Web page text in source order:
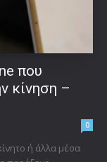
που
κίνηση –
0
ή άλλα μέσα